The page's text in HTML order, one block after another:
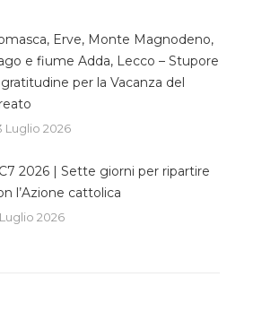
Erve, Monte Magnodeno,
e fiume Adda, Lecco – Stupore
per la Vacanza del
Luglio 2026
2026 | Sette giorni per ripartire
l’Azione cattolica
2026